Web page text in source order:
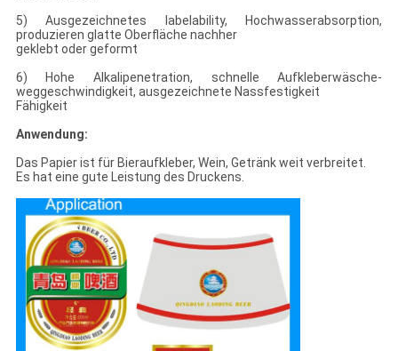
5) Ausgezeichnetes labelability, Hochwasserabsorption,
produzieren glatte Oberfläche nachher
geklebt oder geformt
6) Hohe Alkalipenetration, schnelle Aufkleberwäsche-
weggeschwindigkeit, ausgezeichnete Nassfestigkeit
Fähigkeit
Anwendung:
Das Papier ist für Bieraufkleber, Wein, Getränk weit verbreitet.
Es hat eine gute Leistung des Druckens.